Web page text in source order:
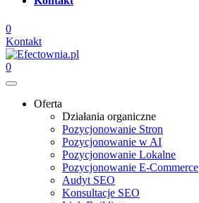
0
Kontakt
0
Oferta
Działania organiczne
Pozycjonowanie Stron
Pozycjonowanie w AI
Pozycjonowanie Lokalne
Pozycjonowanie E-Commerce
Audyt SEO
Konsultacje SEO